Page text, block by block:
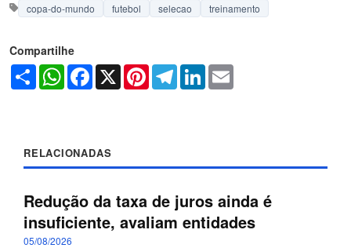
copa-do-mundo futebol selecao treinamento
Compartilhe
Share WhatsAppFacebook
X PinterestTelegramLinkedIn
RELACIONADAS
Redução da taxa de juros ainda é
insuficiente, avaliam entidades
05/08/2026